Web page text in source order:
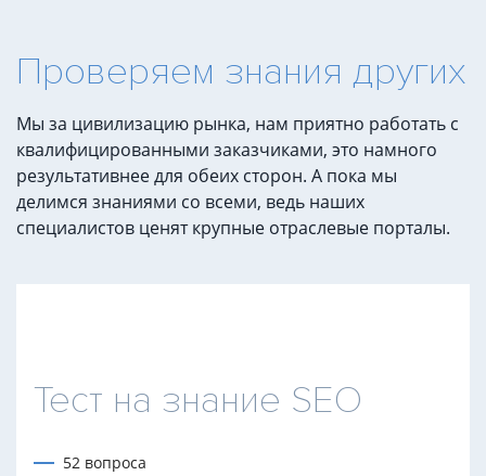
Проверяем знания других
Мы за цивилизацию рынка, нам приятно работать с
квалифицированными заказчиками, это намного
результативнее для обеих сторон. А пока мы
делимся знаниями со всеми, ведь наших
специалистов ценят крупные отраслевые порталы.
Тест на знание SEO
52 вопроса